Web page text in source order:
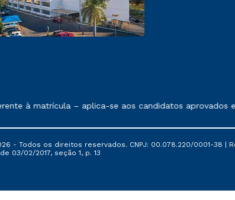
contrato de prestação de serviços.
à matrícula – aplica-se aos candidatos aprovados
- Todos os direitos reservados. CNPJ: 00.078.220/0001-38 |
03/02/2017, seção 1, p. 13